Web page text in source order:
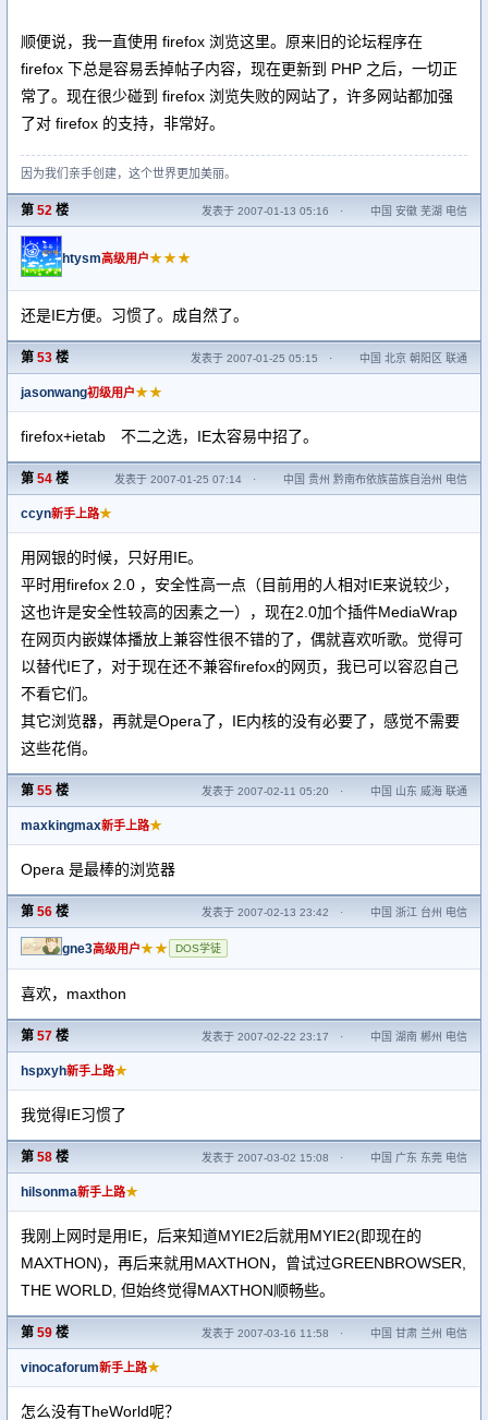
顺便说，我一直使用 firefox 浏览这里。原来旧的论坛程序在
firefox 下总是容易丢掉帖子内容，现在更新到 PHP 之后，一切正
常了。现在很少碰到 firefox 浏览失败的网站了，许多网站都加强
了对 firefox 的支持，非常好。
因为我们亲手创建，这个世界更加美丽。
第 52 楼 发表于 2007-01-13 05:16 · 中国 安徽 芜湖 电信
htysm高级用户★★★
还是IE方便。习惯了。成自然了。
第 53 楼 发表于 2007-01-25 05:15 · 中国 北京 朝阳区 联通
jasonwang初级用户★★
firefox+ietab 不二之选，IE太容易中招了。
第 54 楼 发表于 2007-01-25 07:14 · 中国 贵州 黔南布依族苗族自治州 电信
ccyn新手上路★
用网银的时候，只好用IE。
平时用firefox 2.0 ，安全性高一点（目前用的人相对IE来说较少，
这也许是安全性较高的因素之一），现在2.0加个插件MediaWrap
在网页内嵌媒体播放上兼容性很不错的了，偶就喜欢听歌。觉得可
以替代IE了，对于现在还不兼容firefox的网页，我已可以容忍自己
不看它们。
其它浏览器，再就是Opera了，IE内核的没有必要了，感觉不需要
这些花俏。
第 55 楼 发表于 2007-02-11 05:20 · 中国 山东 威海 联通
maxkingmax新手上路★
Opera 是最棒的浏览器
第 56 楼 发表于 2007-02-13 23:42 · 中国 浙江 台州 电信
gne3高级用户★★ DOS学徒
喜欢，maxthon
第 57 楼 发表于 2007-02-22 23:17 · 中国 湖南 郴州 电信
hspxyh新手上路★
我觉得IE习惯了
第 58 楼 发表于 2007-03-02 15:08 · 中国 广东 东莞 电信
hilsonma新手上路★
我刚上网时是用IE，后来知道MYIE2后就用MYIE2(即现在的
MAXTHON)，再后来就用MAXTHON，曾试过GREENBROWSER,
THE WORLD, 但始终觉得MAXTHON顺畅些。
第 59 楼 发表于 2007-03-16 11:58 · 中国 甘肃 兰州 电信
vinocaforum新手上路★
怎么没有TheWorld呢？